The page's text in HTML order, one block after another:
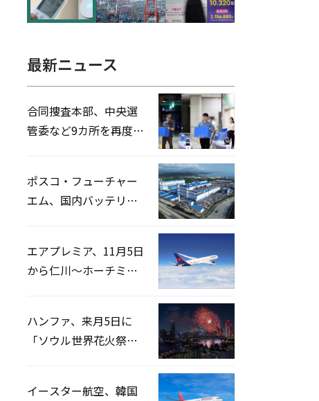
検
最新ニュース
合同捜査本部、中央選
管委など9カ所を再度家
ポスコ・フューチャー
エム、国内バッテリー
エアプレミア、11月5日
から仁川〜ホーチミン
ハンファ、来月5日に
「ソウル世界花火祭り
イースター航空、韓国